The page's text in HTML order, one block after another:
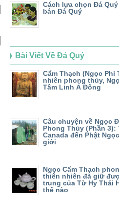
Cách lựa chọn Đá Quý
bán Đá Quý
Bài Viết Về Đá Quý
Cẩm Thạch (Ngọc Phỉ
nhiên phong thủy,
Tâm Linh Á Đông
Câu chuyện về Ngọc
Phong Thủy (Phần 3):
Canada đến Phật
giới
Ngọc Cẩm Thạch
thiên nhiên đã giữ
trung của Từ Hy Thái
thế nào